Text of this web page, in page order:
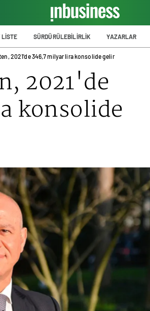
LİSTE SÜRDÜRÜLEBİLİRLİK YAZARLAR
2021'de 346,7 milyar lira konsolide gelir
2021'de
konsolide